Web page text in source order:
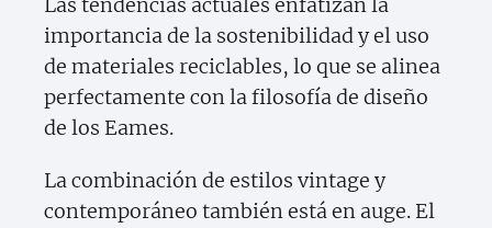
importancia de la sostenibilidad y el uso
de materiales reciclables, lo que se alinea
perfectamente con la filosofía de diseño
de los Eames.
La combinación de estilos vintage y
contemporáneo también está en auge. El